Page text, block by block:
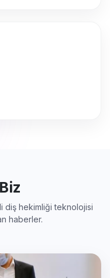
Biz
diş hekimliği teknolojisi
haberler.